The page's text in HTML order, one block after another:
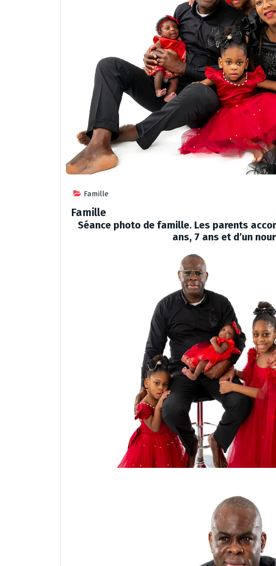
Famille
Famille
Séance photo de famille. Les parents
ans, 7 ans et d’un